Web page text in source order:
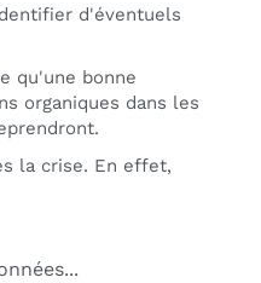
d'éventuels
qu'une bonne
organiques dans les
la crise. En effet,